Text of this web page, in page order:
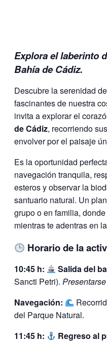
Explora el laberinto
Bahía de Cádiz.
Descubre la serenidad
fascinantes de nuestra
invita a explorar el
de Cádiz, recorriendo
envolver por el paisaje
Es la oportunidad
navegación tranquila,
esteros y observar la
santuario natural. Un
grupo o en familia,
mientras te adentras en
Horario de la
10:45 h: Salida del
Sancti Petri).
Navegación:
del Parque Natural.
11:45 h:
Regreso al